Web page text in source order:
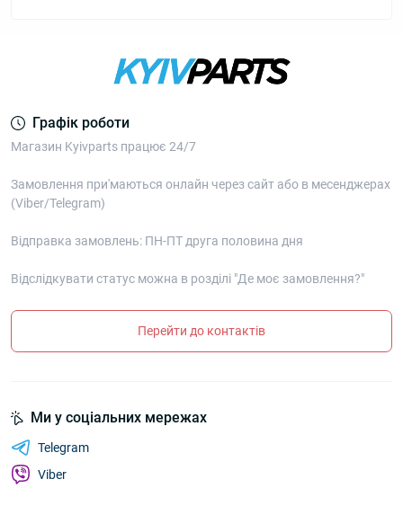
Графік роботи
Магазин Kyivparts працює 24/7
Замовлення при'маються онлайн через сайт або в месенджерах
(Viber/Telegram)
Відправка замовлень: ПН-ПТ друга половина дня
Відслідкувати статус можна в розділі "Де моє замовлення?"
Перейти до контактів
Ми у соціальних мережах
Telegram
Viber